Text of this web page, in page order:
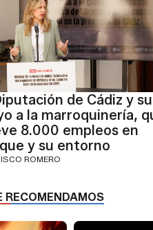
de Cádiz y su
a la marroquinería,
8.000 empleos en
y su entorno
ROMERO